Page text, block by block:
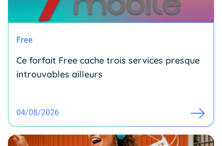
Free
Ce forfait Free cache trois services presque
introuvables ailleurs
04/08/2026